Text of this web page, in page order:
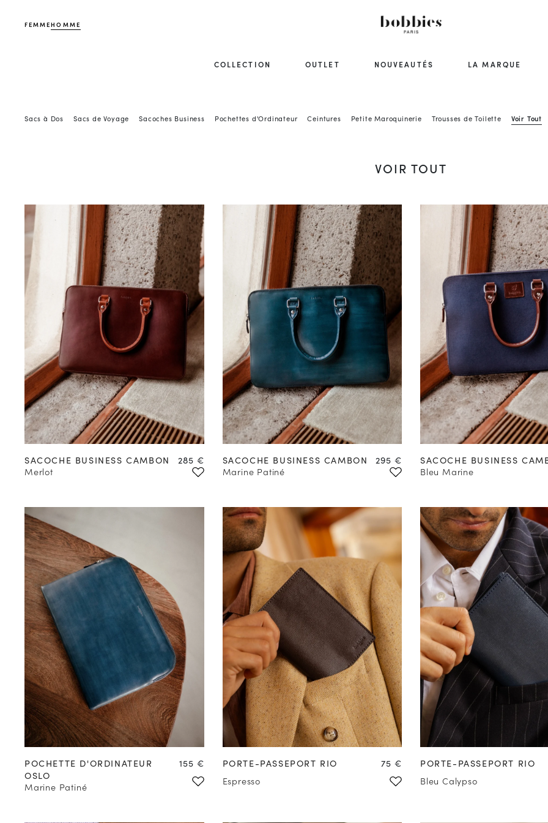
FEMMEHOMME
COLLECTION OUTLET NOUVEAUTÉS LA MARQUE
Sacs à Dos Sacs de Voyage Sacoches Business Pochettes d'Ordinateur Ceintures Petite Maroquinerie Trousses de Toilette Voir Tout
VOIR TOUT
SACOCHE BUSINESS CAMBON
Merlot
Prix
285 €
SACOCHE BUSINESS CAMBON
Marine Patiné
Prix
295 €
SACOCHE BUSINESS
Bleu Marine
POCHETTE D'ORDINATEUR
OSLO
Marine Patiné
Prix
155 €
PORTE-PASSEPORT RIO
Espresso
Prix
75 €
PORTE-PASSEPORT RIO
Bleu Calypso